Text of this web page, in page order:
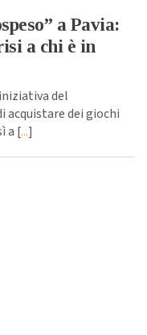
a Pavia:
a chi è in
del
acquistare dei giochi
a [...]